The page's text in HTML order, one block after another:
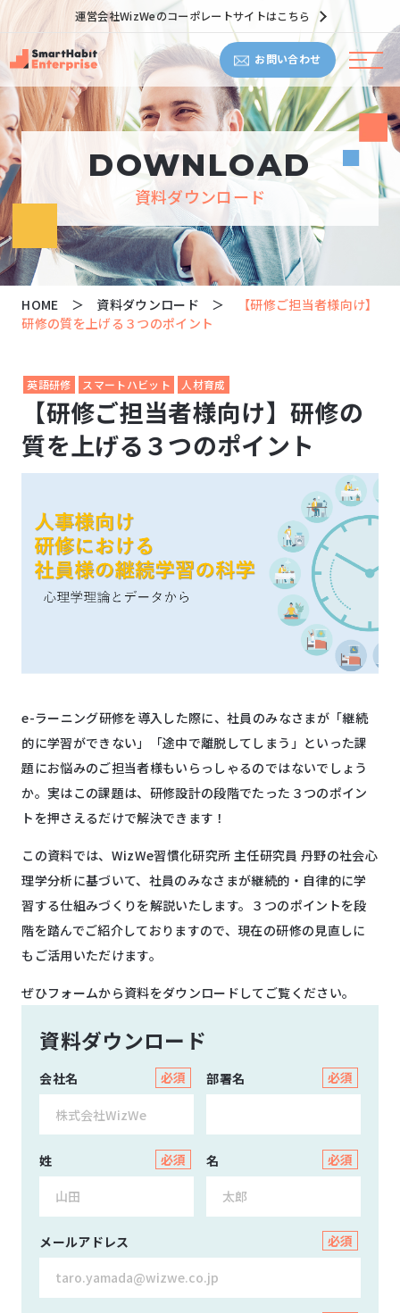
運営会社WizWeのコーポレートサイトはこちら
お問い合わせ
DOWNLOAD
資料ダウンロード
HOME 資料ダウンロード
【研修ご担当者様向け】
研修の質を上げる３つのポイント
英語研修 スマートハビット 人材育成
【研修ご担当者様向け】研修の
質を上げる３つのポイント
e-ラーニング研修を導入した際に、社員のみなさまが「継続
的に学習ができない」「途中で離脱してしまう」といった課
題にお悩みのご担当者様もいらっしゃるのではないでしょう
か。実はこの課題は、研修設計の段階でたった３つのポイン
トを押さえるだけで解決できます！
この資料では、 WizWe習慣化研究所 主任研究員 丹野の社会心
理学分析に基づいて、社員のみなさまが継続的・自律的に学
習する仕組みづくりを解説いたします。３つのポイントを段
階を踏んでご紹介しておりますので、現在の研修の見直しに
もご活用いただけます。
ぜひフォームから資料をダウンロードしてご覧ください。
資料ダウンロード
会社名 部署名
姓 名
メールアドレス